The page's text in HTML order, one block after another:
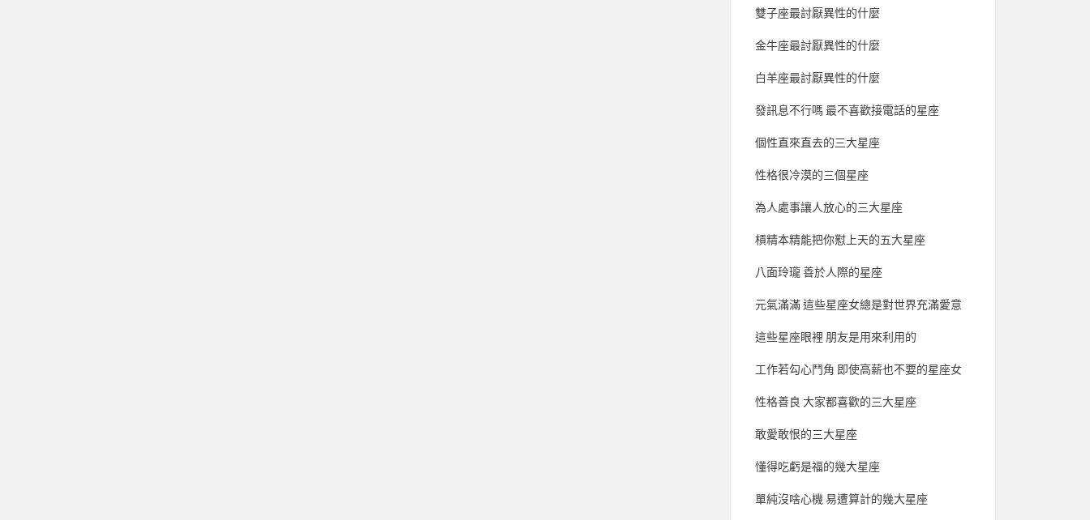
雙子座最討厭異性的什麼
金牛座最討厭異性的什麼
白羊座最討厭異性的什麼
發訊息不行嗎 最不喜歡接電話的星座
個性直來直去的三大星座
性格很冷漠的三個星座
為人處事讓人放心的三大星座
槓精本精能把你懟上天的五大星座
八面玲瓏 善於人際的星座
元氣滿滿 這些星座女總是對世界充滿愛意
這些星座眼裡 朋友是用來利用的
工作若勾心鬥角 即使高薪也不要的星座女
性格善良 大家都喜歡的三大星座
敢愛敢恨的三大星座
懂得吃虧是福的幾大星座
單純沒啥心機 易遭算計的幾大星座